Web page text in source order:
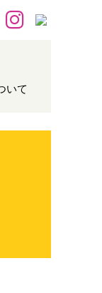
FacebookInstagram
いて